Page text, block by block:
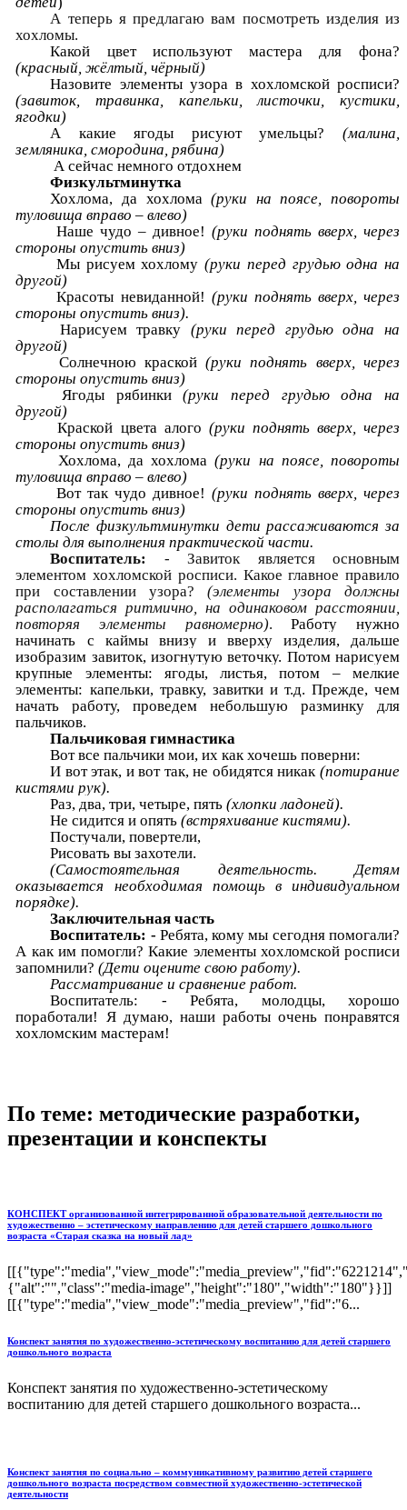
А теперь я предлагаю вам посмотреть изделия из
хохломы.
Какой цвет используют мастера для фона?
(красный, жёлтый, чёрный)
Назовите элементы узора в хохломской росписи?
(завиток, травинка, капельки, листочки, кустики,
ягодки)
А какие ягоды рисуют умельцы? (малина,
земляника, смородина, рябина)
А сейчас немного отдохнем
Физкультминутка
Хохлома, да хохлома(руки на поясе, повороты
туловища вправо – влево)
Наше чудо – дивное!(руки поднять вверх, через
стороны опустить вниз)
Мы рисуем хохлому(руки перед грудью одна на
другой)
Красоты невиданной! (руки поднять вверх, через
стороны опустить вниз).
Нарисуем травку (руки перед грудью одна на
другой)
Солнечною краской(руки поднять вверх, через
стороны опустить вниз)
Ягоды рябинки(руки перед грудью одна на
другой)
Краской цвета алого (руки поднять вверх, через
стороны опустить вниз)
Хохлома, да хохлома(руки на поясе, повороты
туловища вправо – влево)
Вот так чудо дивное!(руки поднять вверх, через
стороны опустить вниз)
После физкультминутки дети рассаживаются за
столы для выполнения практической части.
Воспитатель: - Завиток является основным
элементом хохломской росписи. Какое главное правило
при составлении узора?(элементы узора должны
располагаться ритмично, на одинаковом расстоянии,
повторяя элементы равномерно). Работу нужно
начинать с каймы внизу и вверху изделия, дальше
изобразим завиток, изогнутую веточку. Потом нарисуем
крупные элементы: ягоды, листья, потом – мелкие
элементы: капельки, травку, завитки и т.д. Прежде, чем
начать работу, проведемнебольшую разминку для
пальчиков.
Пальчиковая гимнастика
Вот все пальчики мои, их как хочешь поверни:
И вот этак, и вот так, не обидятся никак (потирание
кистями рук).
Раз, два, три, четыре, пять(хлопки ладоней).
Не сидится и опять(встряхивание кистями).
Постучали, повертели,
Рисовать вы захотели.
(Самостоятельная деятельность. Детям
оказывается необходимая помощь в индивидуальном
порядке).
Заключительная часть
Воспитатель: - Ребята, кому мы сегодня помогали?
А как им помогли? Какие элементы хохломской росписи
запомнили? (Дети оцените свою работу).
Рассматривание и сравнение работ.
Воспитатель: - Ребята, молодцы, хорошо
поработали! Я думаю, наши работы очень понравятся
хохломским мастерам!
По теме: методические разработки,
презентации и конспекты
КОНСПЕКТ организованной интегрированной образовательной деятельности по
художественно – эстетическому направлению для детей старшего дошкольного
возраста «Старая сказка на новый лад»
{"alt":"","class":"media-image","height":"180","width":"180"}}]]
[[{"type":"media","view_mode":"media_preview","fid":"6...
Конспект занятия по художественно-эстетическому воспитанию для детей старшего
дошкольного возраста
Конспект занятия по художественно-эстетическому
воспитанию для детей старшего дошкольного возраста...
Конспект занятия по социально – коммуникативному развитию детей старшего
дошкольного возраста посредством совместной художественно-эстетической
деятельности